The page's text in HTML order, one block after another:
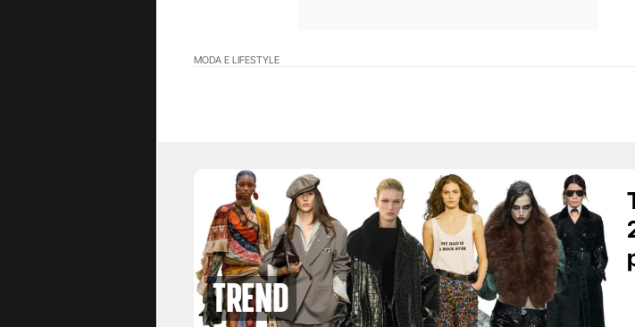
MODA E LIFESTYLE
Trend